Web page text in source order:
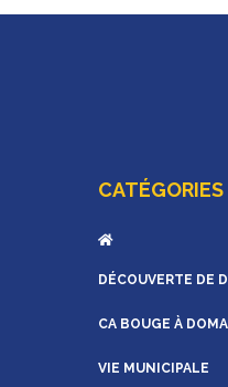
CATÉGORIES
DÉCOUVERTE DE
CA BOUGE À
VIE MUNICIPALE